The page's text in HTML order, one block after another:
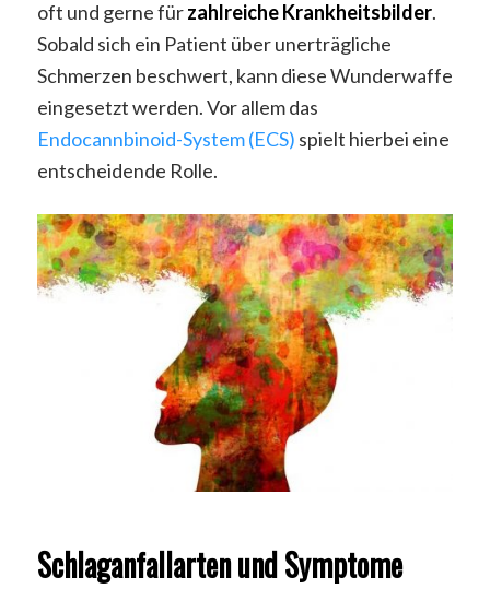
oft und gerne fürzahlreiche Krankheitsbilder.
Sobald sich ein Patient über unerträgliche
Schmerzen beschwert, kann diese Wunderwaffe
eingesetzt werden. Vor allem das
Endocannbinoid-System (ECS) spielt hierbei eine
entscheidende Rolle.
Schlaganfallarten und Symptome